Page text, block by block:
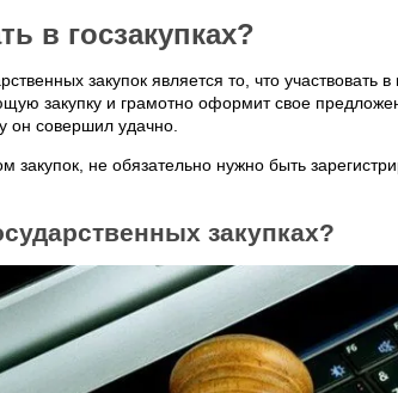
в госзакупках?
закупок является то, что
закупку и грамотно оформит свое
он совершил удачно.
закупок, не обязательно нужно быть
закупках?